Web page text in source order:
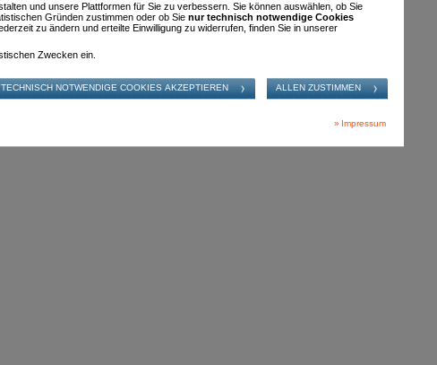
und unsere Plattformen für Sie zu verbessern. Sie können auswählen, ob Sie
Gründen zustimmen oder ob Sie nur technisch notwendige Cookies
zu ändern und erteilte Einwilligung zu widerrufen, finden Sie in unserer
Zwecken ein.
Impressum